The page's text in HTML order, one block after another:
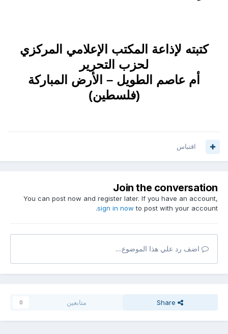
كتبته لإذاعة المكتب الإعلامي المركزي
لحزب التحرير
أم عاصم الطويل – الأرض المباركة
(فلسطين)
اقتباس
Join the conversation
You can post now and register later. If you have an account,
sign in nowto post with your account.
اضف رد علي هذا الموضوع....
Share متابعين 0